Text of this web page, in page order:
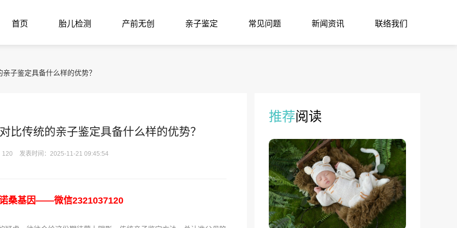
首页 胎儿检测 产前无创 亲子鉴定 常见问题 新闻资讯 联络我们
子鉴定具备什么样的优势？
比传统的亲子鉴定具备什么样的优势？
120 发表时间：2025-11-21 09:45:54
桑基因——微信2321037120
推荐阅读